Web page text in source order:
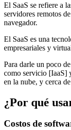
El SaaS se refiere a
servidores remotos
navegador.
El SaaS es una
empresariales y
Para darle un poco
como servicio [IaaS]
en la nube, y cerca
¿Por qué
Costos de